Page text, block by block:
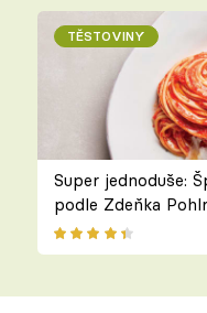
TĚSTOVINY
Super jednoduše:
podle Zdeňka